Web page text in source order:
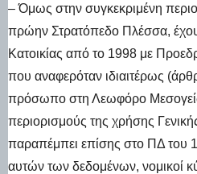
– Όμως στην συγκεκριμένη
πρώην Στρατόπεδο Πλέσσα,
Κατοικίας από το 1998 με
που αναφερόταν ιδιαιτέρως
πρόσωπο στη Λεωφόρο
περιορισμούς της χρήσης
παραπέμπει επίσης στο ΠΔ του
αυτών των δεδομένων, νομικοί